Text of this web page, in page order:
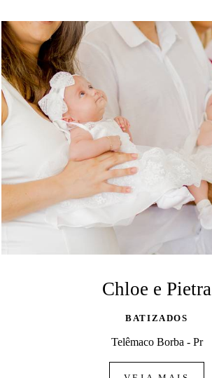
Chloe e Pietra
BATIZADOS
Telêmaco Borba - Pr